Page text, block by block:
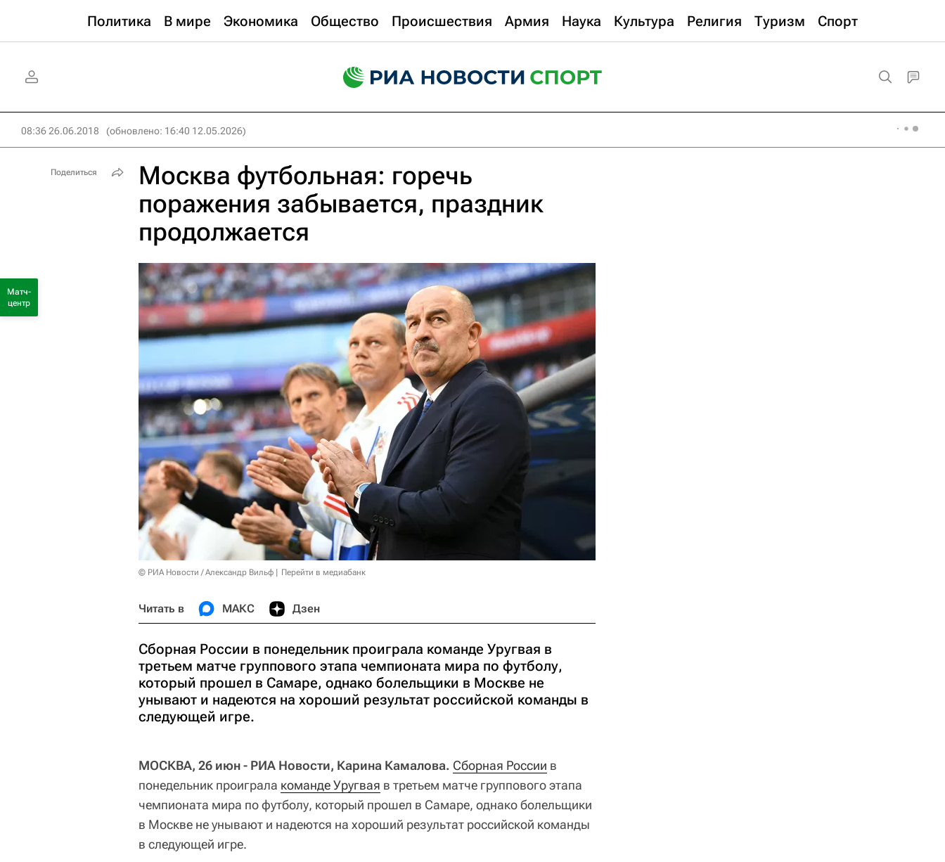
Политика В мире Экономика Общество Происшествия Армия Наука Культура Религия Туризм Спорт
08:36 26.06.2018 (обновлено: 16:40 12.05.2026)
Москва футбольная: горечь
поражения забывается, праздник
продолжается
© РИА Новости / Александр Вильф Перейти в медиабанк
Читать в МАКС Дзен
Сборная России в понедельник проиграла команде Уругвая в
третьем матче группового этапа чемпионата мира по футболу,
который прошел в Самаре, однако болельщики в Москве не
унывают и надеются на хороший результат российской команды в
следующей игре.
МОСКВА, 26 июн - РИА Новости, Карина Камалова. Сборная России в
понедельник проиграла команде Уругвая в третьем матче группового этапа
чемпионата мира по футболу, который прошел в Самаре, однако болельщики
в Москве не унывают и надеются на хороший результат российской команды
в следующей игре.
Поделиться
Матч-
центр